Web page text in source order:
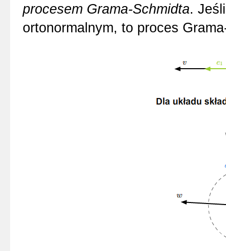
procesem Grama-Schmidta.
ortonormalnym, to proces